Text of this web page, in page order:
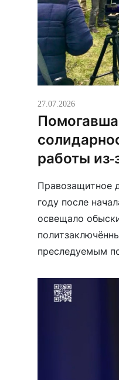
27.07.2026
работы из-
Правозащитное
году после
освещало
преследуемым
солидарности»
прекращении […]